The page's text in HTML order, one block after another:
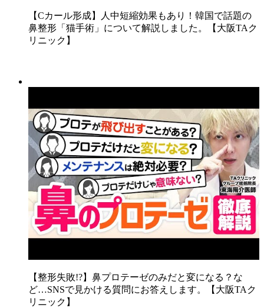
【Cカール形成】人中短縮効果もあり！韓国で話題の
鼻整形「猫手術」について解説しました。【大阪TAク
リニック】
【整形失敗!?】鼻プロテーゼのみだと変になる？な
ど…SNSで見かける質問にお答えします。【大阪TAク
リニック】